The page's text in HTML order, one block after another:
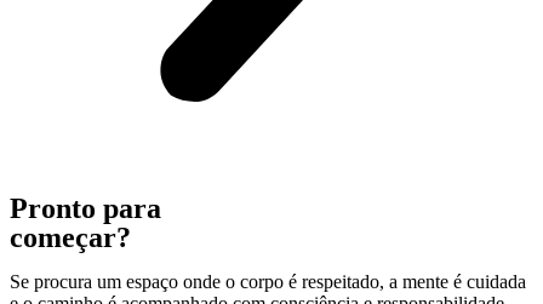
Pronto para
começar?
Se procura um espaço onde o corpo é respeitado, a mente é cuidada